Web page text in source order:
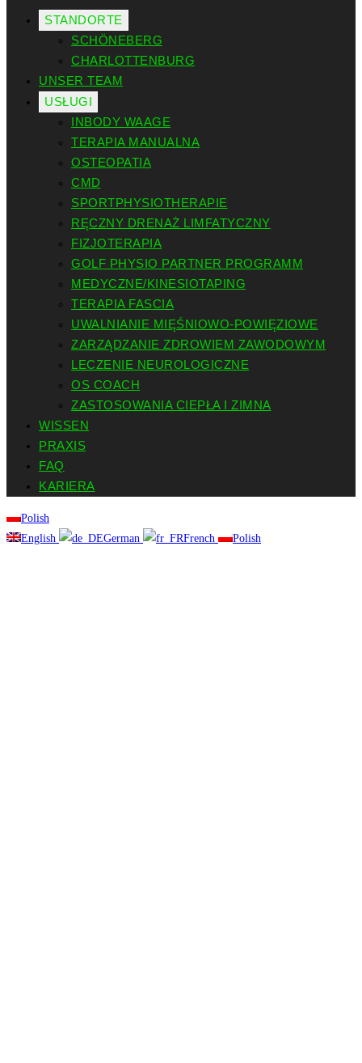
STANDORTE
SCHÖNEBERG
CHARLOTTENBURG
UNSER TEAM
USŁUGI
INBODY WAAGE
TERAPIA MANUALNA
OSTEOPATIA
CMD
SPORTPHYSIOTHERAPIE
RĘCZNY DRENAŻ LIMFATYCZNY
FIZJOTERAPIA
GOLF PHYSIO PARTNER PROGRAMM
MEDYCZNE/KINESIOTAPING
TERAPIA FASCIA
UWALNIANIE MIĘŚNIOWO-POWIĘZIOWE
ZARZĄDZANIE ZDROWIEM ZAWODOWYM
LECZENIE NEUROLOGICZNE
OS COACH
ZASTOSOWANIA CIEPŁA I ZIMNA
WISSEN
PRAXIS
FAQ
KARIERA
Polish
English
German French Polish